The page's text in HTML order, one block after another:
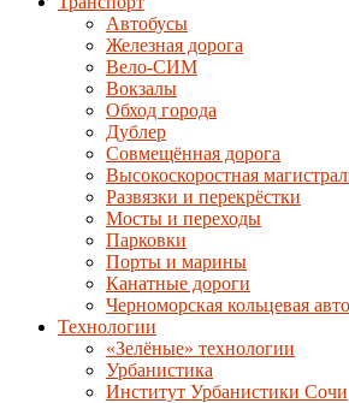
Автобусы
Железная дорога
Вело-СИМ
Вокзалы
Обход города
Дублер
Совмещённая дорога
Высокоскоростная
Развязки и перекрёстки
Мосты и переходы
Парковки
Порты и марины
Канатные дороги
Черноморская кольцевая
Технологии
«Зелёные» технологии
Урбанистика
Институт Урбанистики Сочи